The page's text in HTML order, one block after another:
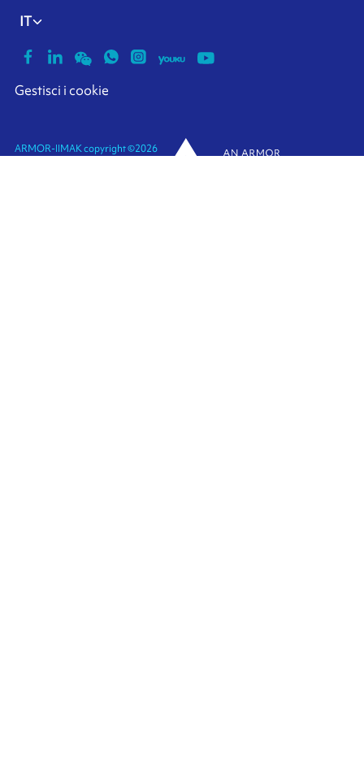
IT
Gestisci i cookie
ARMOR-IIMAK copyright ©2026